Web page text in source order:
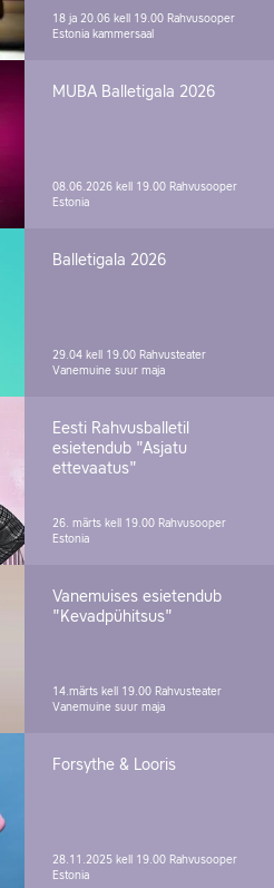
18 ja 20.06 kell 19.00 Rahvusooper
Estonia kammersaal
MUBA Balletigala 2026
08.06.2026 kell 19.00 Rahvusooper
Estonia
Balletigala 2026
29.04 kell 19.00 Rahvusteater
Vanemuine suur maja
Eesti Rahvusballetil
esietendub "Asjatu
ettevaatus"
26. märts kell 19.00 Rahvusooper
Estonia
Vanemuises esietendub
"Kevadpühitsus"
14.märts kell 19.00 Rahvusteater
Vanemuine suur maja
Forsythe & Looris
28.11.2025 kell 19.00 Rahvusooper
Estonia